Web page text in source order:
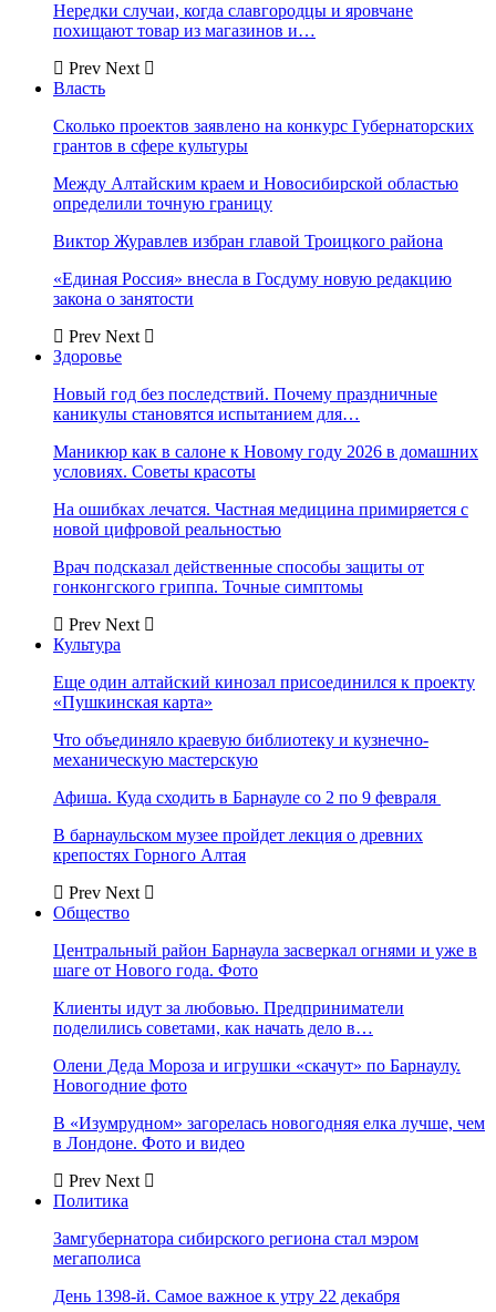
Нередки случаи, когда славгородцы и яровчане
похищают товар из магазинов и…
Prev Next
Власть
Сколько проектов заявлено на конкурс Губернаторских
грантов в сфере культуры
Между Алтайским краем и Новосибирской областью
определили точную границу
Виктор Журавлев избран главой Троицкого района
«Единая Россия» внесла в Госдуму новую редакцию
закона о занятости
Prev Next
Здоровье
Новый год без последствий. Почему праздничные
каникулы становятся испытанием для…
Маникюр как в салоне к Новому году 2026 в домашних
условиях. Советы красоты
На ошибках лечатся. Частная медицина примиряется с
новой цифровой реальностью
Врач подсказал действенные способы защиты от
гонконгского гриппа. Точные симптомы
Prev Next
Культура
Еще один алтайский кинозал присоединился к проекту
«Пушкинская карта»
Что объединяло краевую библиотеку и кузнечно-
механическую мастерскую
Афиша. Куда сходить в Барнауле со 2 по 9 февраля
В барнаульском музее пройдет лекция о древних
крепостях Горного Алтая
Prev Next
Общество
Центральный район Барнаула засверкал огнями и уже в
шаге от Нового года. Фото
Клиенты идут за любовью. Предприниматели
поделились советами, как начать дело в…
Олени Деда Мороза и игрушки «скачут» по Барнаулу.
Новогодние фото
В «Изумрудном» загорелась новогодняя елка лучше, чем
в Лондоне. Фото и видео
Prev Next
Политика
Замгубернатора сибирского региона стал мэром
мегаполиса
День 1398-й. Самое важное к утру 22 декабря